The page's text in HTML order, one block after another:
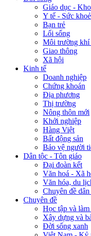
Giáo dục -
Y tế - Sức khoẻ
Bạn trẻ
Lối sống
Môi trường khí
Giao thông
Xã hội
Kinh tế
Doanh nghiệp
Chứng khoán
Địa phương
Thị trường
Nông thôn mới
Khởi nghiệp
Hàng Việt
Bất động sản
Bảo vệ người
Dân tộc - Tôn giáo
Đại đoàn kết
Văn hoá - Xã
Văn hóa, du
Chuyên đề
Chuyên đề
Học tập và
Xây dựng và
Đời sống xanh